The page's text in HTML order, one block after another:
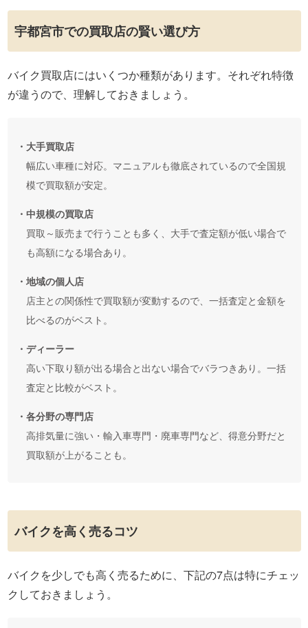
宇都宮市での買取店の賢い選び方
バイク買取店にはいくつか種類があります。それぞれ特徴
が違うので、理解しておきましょう。
・大手買取店
幅広い車種に対応。マニュアルも徹底されているので全国規
模で買取額が安定。
・中規模の買取店
買取～販売まで行うことも多く、大手で査定額が低い場合で
も高額になる場合あり。
・地域の個人店
店主との関係性で買取額が変動するので、一括査定と金額を
比べるのがベスト。
・ディーラー
高い下取り額が出る場合と出ない場合でバラつきあり。一括
査定と比較がベスト。
・各分野の専門店
高排気量に強い・輸入車専門・廃車専門など、得意分野だと
買取額が上がることも。
バイクを高く売るコツ
バイクを少しでも高く売るために、下記の7点は特にチェッ
クしておきましょう。